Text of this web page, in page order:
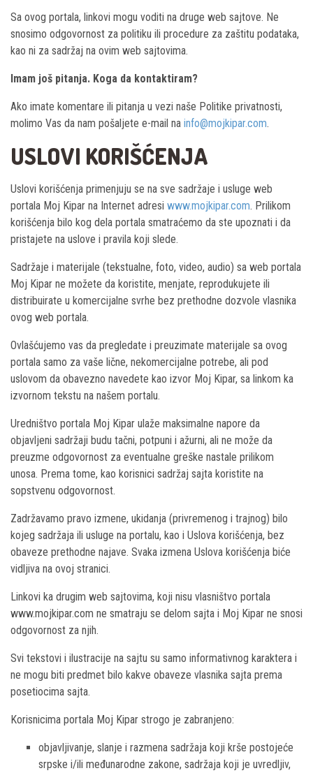
Sa ovog portala, linkovi mogu voditi na druge web sajtove. Ne
snosimo odgovornost za politiku ili procedure za zaštitu podataka,
kao ni za sadržaj na ovim web sajtovima.
Imam još pitanja. Koga da kontaktiram?
Ako imate komentare ili pitanja u vezi naše Politike privatnosti,
molimo Vas da nam pošaljete e-mail na info@mojkipar.com.
USLOVI KORIŠĆENJA
Uslovi korišćenja primenjuju se na sve sadržaje i usluge web
portala Moj Kipar na Internet adresi www.mojkipar.com. Prilikom
korišćenja bilo kog dela portala smatraćemo da ste upoznati i da
pristajete na uslove i pravila koji slede.
Sadržaje i materijale (tekstualne, foto, video, audio) sa web portala
Moj Kipar ne možete da koristite, menjate, reprodukujete ili
distribuirate u komercijalne svrhe bez prethodne dozvole vlasnika
ovog web portala.
Ovlašćujemo vas da pregledate i preuzimate materijale sa ovog
portala samo za vaše lične, nekomercijalne potrebe, ali pod
uslovom da obavezno navedete kao izvor Moj Kipar, sa linkom ka
izvornom tekstu na našem portalu.
Uredništvo portala Moj Kipar ulaže maksimalne napore da
objavljeni sadržaji budu tačni, potpuni i ažurni, ali ne može da
preuzme odgovornost za eventualne greške nastale prilikom
unosa. Prema tome, kao korisnici sadržaj sajta koristite na
sopstvenu odgovornost.
Zadržavamo pravo izmene, ukidanja (privremenog i trajnog) bilo
kojeg sadržaja ili usluge na portalu, kao i Uslova korišćenja, bez
obaveze prethodne najave. Svaka izmena Uslova korišćenja biće
vidljiva na ovoj stranici.
Linkovi ka drugim web sajtovima, koji nisu vlasništvo portala
www.mojkipar.com ne smatraju se delom sajta i Moj Kipar ne snosi
odgovornost za njih.
Svi tekstovi i ilustracije na sajtu su samo informativnog karaktera i
ne mogu biti predmet bilo kakve obaveze vlasnika sajta prema
posetiocima sajta.
Korisnicima portala Moj Kipar strogo je zabranjeno:
objavljivanje, slanje i razmena sadržaja koji krše postojeće
srpske i/ili međunarodne zakone, sadržaja koji je uvredljiv,